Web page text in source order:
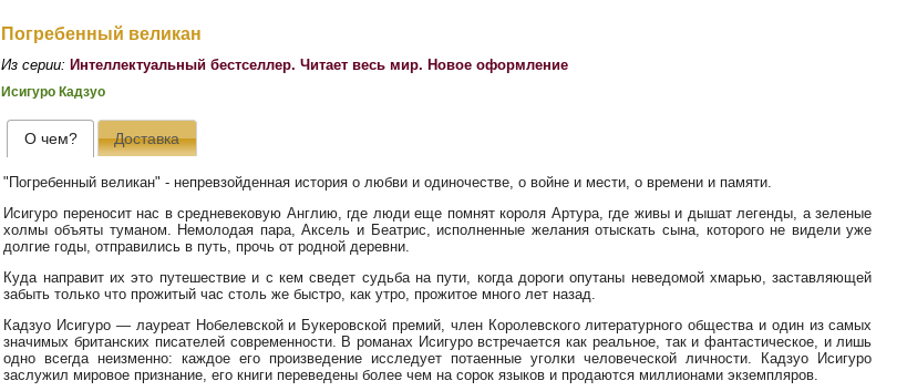
Погребенный великан
Из серии: Интеллектуальный бестселлер. Читает весь мир. Новое оформление
Исигуро Кадзуо
О чем? Доставка
"Погребенный великан" - непревзойденная история о любви и одиночестве, о войне и мести, о времени и памяти.
Исигуро переносит нас в средневековую Англию, где люди еще помнят короля Артура, где живы и дышат легенды, а зеленые
холмы объяты туманом. Немолодая пара, Аксель и Беатрис, исполненные желания отыскать сына, которого не видели уже
долгие годы, отправились в путь, прочь от родной деревни.
Куда направит их это путешествие и с кем сведет судьба на пути, когда дороги опутаны неведомой хмарью, заставляющей
забыть только что прожитый час столь же быстро, как утро, прожитое много лет назад.
Кадзуо Исигуро — лауреат Нобелевской и Букеровской премий, член Королевского литературного общества и один из самых
значимых британских писателей современности. В романах Исигуро встречается как реальное, так и фантастическое, и лишь
одно всегда неизменно: каждое его произведение исследует потаенные уголки человеческой личности. Кадзуо Исигуро
заслужил мировое признание, его книги переведены более чем на сорок языков и продаются миллионами экземпляров.